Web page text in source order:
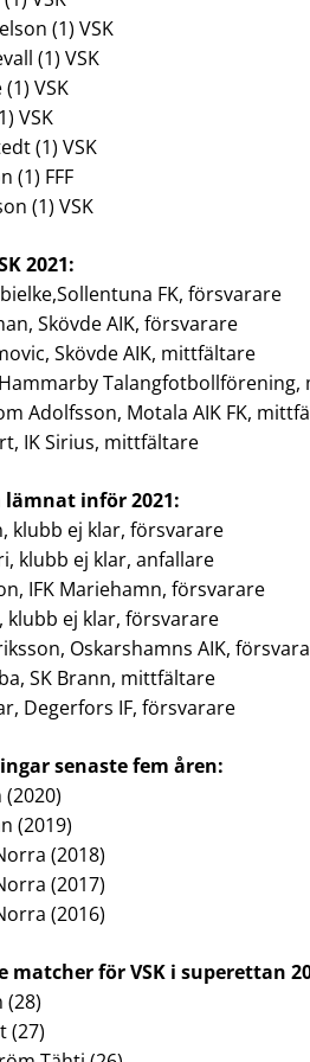
(1) VSK
(1) VSK
VSK
VSK
(1) VSK
(1) FFF
(1) VSK
2021:
FK, försvarare
Skövde AIK, försvarare
Skövde AIK, mittfältare
Adolfsson, Motala AIK FK,
IK Sirius, mittfältare
lämnat inför 2021:
klubb ej klar, försvarare
klubb ej klar, anfallare
IFK Mariehamn, försvarare
klubb ej klar, försvarare
Oskarshamns AIK,
SK Brann, mittfältare
Degerfors IF, försvarare
senaste fem åren:
(2019)
(2018)
(2017)
(2016)
matcher för VSK i superettan
(28)
(27)